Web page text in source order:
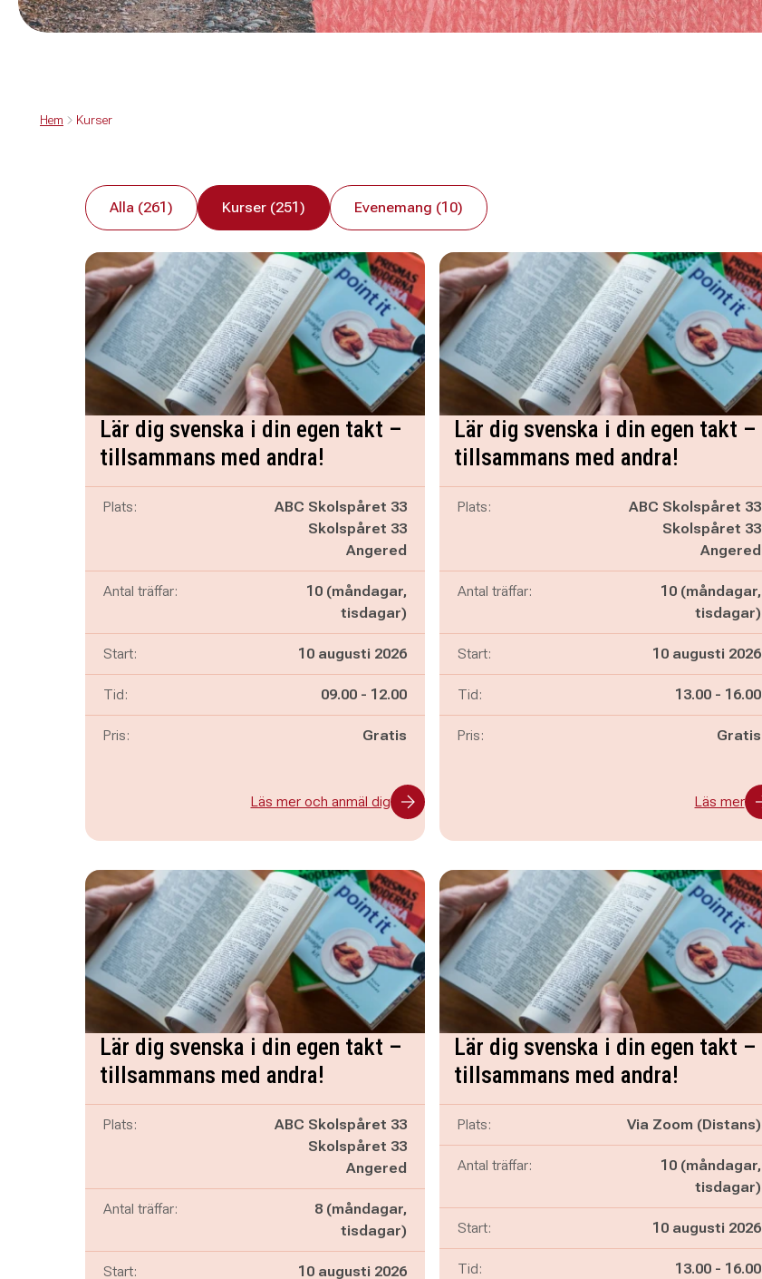
Hem Kurser
Alla (261) Kurser (251) Evenemang (10)
Lär dig svenska i din egen takt –
tillsammans med andra!
Plats:
ABC Skolspåret 33
Skolspåret 33
Angered
Antal träffar:
10 (måndagar,
tisdagar)
Start: 10 augusti 2026
Tid: Pågår mellan
09.00 - och
12.00
Pris: Gratis
Läs mer och anmäl dig
Lär dig svenska i din egen takt –
tillsammans med andra!
Plats:
ABC Skolspåret 33
Skolspåret 33
Angered
Antal träffar:
10 (måndagar,
tisdagar)
Start: 10 augusti 2026
Tid: Pågår mellan
13.00 - och
16.00
Pris: Gratis
Läs mer
Lär dig svenska i din egen takt –
tillsammans med andra!
Plats:
ABC Skolspåret 33
Skolspåret 33
Angered
Antal träffar:
8 (måndagar,
tisdagar)
Start: 10 augusti 2026
Lär dig svenska i din egen takt –
tillsammans med andra!
Plats: Via Zoom (Distans)
Antal träffar:
10 (måndagar,
tisdagar)
Start: 10 augusti 2026
Tid: Pågår mellan
13.00 - och
16.00